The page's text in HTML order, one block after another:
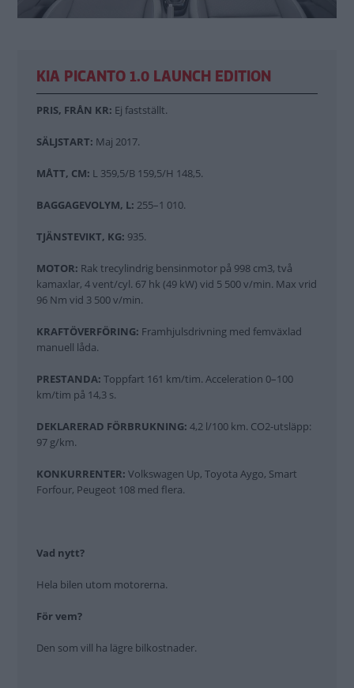
KIA PICANTO 1.0 LAUNCH EDITION
PRIS, FRÅN KR: Ej fastställt.
SÄLJSTART: Maj 2017.
MÅTT, CM: L 359,5/B 159,5/H 148,5.
BAGGAGEVOLYM, L: 255–1 010.
TJÄNSTEVIKT, KG: 935.
MOTOR: Rak trecylindrig bensinmotor på 998 cm3, två
kamaxlar, 4 vent/cyl. 67 hk (49 kW) vid 5 500 v/min. Max vrid
96 Nm vid 3 500 v/min.
KRAFTÖVERFÖRING: Framhjulsdrivning med femväxlad
manuell låda.
PRESTANDA: Toppfart 161 km/tim. Acceleration 0–100
km/tim på 14,3 s.
DEKLARERAD FÖRBRUKNING: 4,2 l/100 km. CO2-utsläpp:
97 g/km.
KONKURRENTER: Volkswagen Up, Toyota Aygo, Smart
Forfour, Peugeot 108 med flera.
Vad nytt?
Hela bilen utom motorerna.
För vem?
Den som vill ha lägre bilkostnader.